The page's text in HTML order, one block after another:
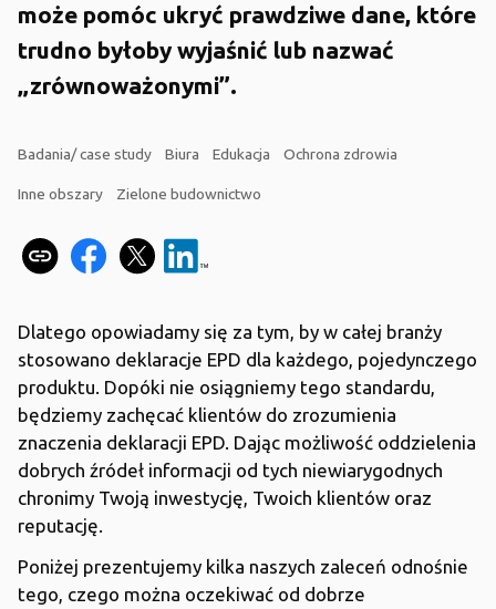
może pomóc ukryć prawdziwe dane, które
trudno byłoby wyjaśnić lub nazwać
„zrównoważonymi”.
Badania/ case study Biura Edukacja Ochrona zdrowia
Inne obszary Zielone budownictwo
Dlatego opowiadamy się za tym, by w całej branży
stosowano deklaracje EPD dla każdego, pojedynczego
produktu. Dopóki nie osiągniemy tego standardu,
będziemy zachęcać klientów do zrozumienia
znaczenia deklaracji EPD. Dając możliwość oddzielenia
dobrych źródeł informacji od tych niewiarygodnych
chronimy Twoją inwestycję, Twoich klientów oraz
reputację.
Poniżej prezentujemy kilka naszych zaleceń odnośnie
tego, czego można oczekiwać od dobrze